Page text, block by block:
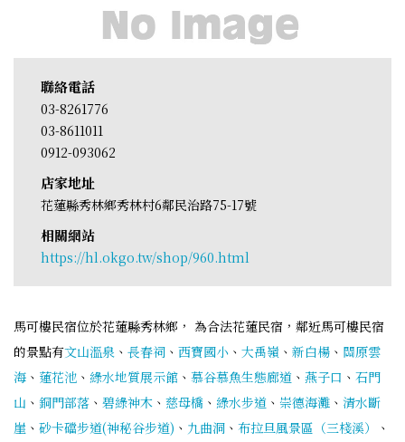
聯絡電話
03-8261776
03-8611011
0912-093062
店家地址
花蓮縣秀林鄉秀林村6鄰民治路75-17號
相關網站
https://hl.okgo.tw/shop/960.html
馬可樓民宿位於花蓮縣秀林鄉， 為合法花蓮民宿，鄰近馬可樓民宿
的景點有文山溫泉 、 長春祠 、 西寶國小 、 大禹嶺 、 新白楊 、 關原雲
海 、 蓮花池 、 綠水地質展示館 、 慕谷慕魚生態廊道 、 燕子口 、 石門
山 、 銅門部落 、 碧綠神木 、 慈母橋 、 綠水步道 、 崇德海灘 、 清水斷
崖 、 砂卡礑步道(神秘谷步道) 、 九曲洞 、 布拉旦風景區（三棧溪）
、